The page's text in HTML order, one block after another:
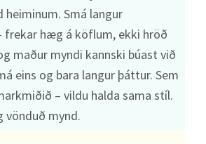
heiminum. Smá langur
frekar hæg á köflum, ekki hröð
maður myndi kannski búast við
eins og bara langur þáttur. Sem
– vildu halda sama stíl.
vönduð mynd.